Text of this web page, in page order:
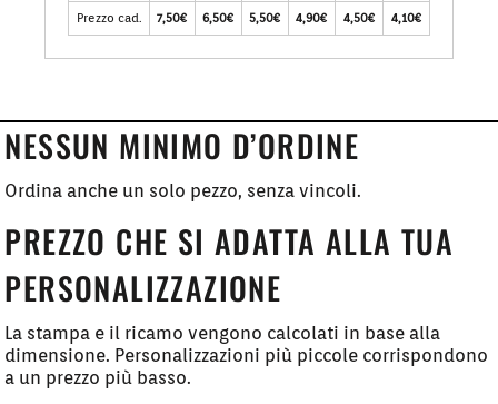
Prezzo cad. 7,50€ 6,50€ 5,50€ 4,90€ 4,50€ 4,10€
NESSUN MINIMO D’ORDINE
Ordina anche un solo pezzo, senza vincoli.
PREZZO CHE SI ADATTA ALLA TUA
PERSONALIZZAZIONE
La stampa e il ricamo vengono calcolati in base alla
dimensione. Personalizzazioni più piccole corrispondono
a un prezzo più basso.